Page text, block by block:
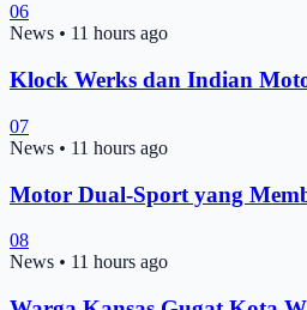
06
News • 11 hours ago
Klock Werks dan Indian
07
News • 11 hours ago
Motor Dual-Sport yang
08
News • 11 hours ago